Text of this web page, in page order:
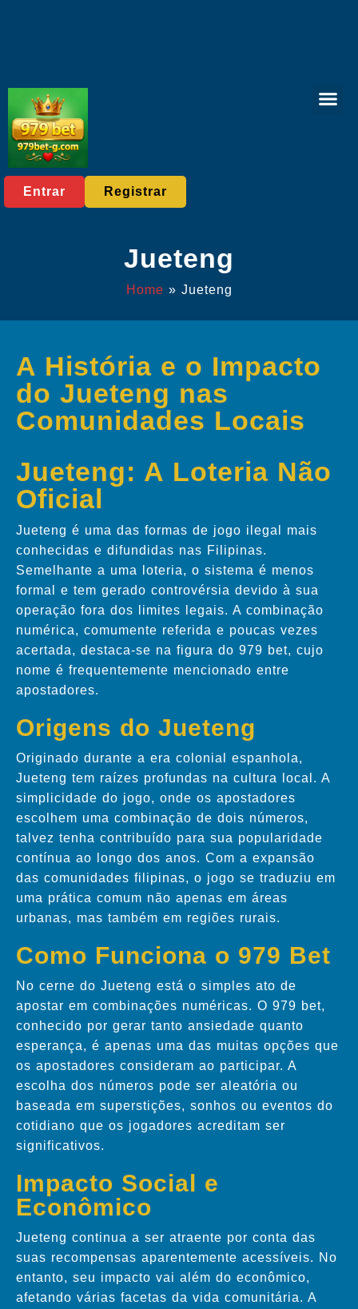
Entrar Registrar
Jueteng
Home » Jueteng
A História e o Impacto
do Jueteng nas
Comunidades Locais
Jueteng: A Loteria Não
Oficial
Jueteng é uma das formas de jogo ilegal mais
conhecidas e difundidas nas Filipinas.
Semelhante a uma loteria, o sistema é menos
formal e tem gerado controvérsia devido à sua
operação fora dos limites legais. A combinação
numérica, comumente referida e poucas vezes
acertada, destaca-se na figura do 979 bet, cujo
nome é frequentemente mencionado entre
apostadores.
Origens do Jueteng
Originado durante a era colonial espanhola,
Jueteng tem raízes profundas na cultura local. A
simplicidade do jogo, onde os apostadores
escolhem uma combinação de dois números,
talvez tenha contribuído para sua popularidade
contínua ao longo dos anos. Com a expansão
das comunidades filipinas, o jogo se traduziu em
uma prática comum não apenas em áreas
urbanas, mas também em regiões rurais.
Como Funciona o 979 Bet
No cerne do Jueteng está o simples ato de
apostar em combinações numéricas. O 979 bet,
conhecido por gerar tanto ansiedade quanto
esperança, é apenas uma das muitas opções que
os apostadores consideram ao participar. A
escolha dos números pode ser aleatória ou
baseada em superstições, sonhos ou eventos do
cotidiano que os jogadores acreditam ser
significativos.
Impacto Social e
Econômico
Jueteng continua a ser atraente por conta das
suas recompensas aparentemente acessíveis. No
entanto, seu impacto vai além do econômico,
afetando várias facetas da vida comunitária. A